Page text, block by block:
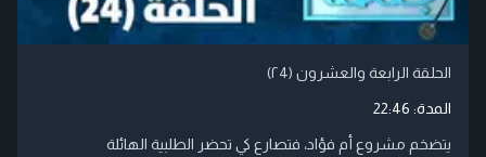
الحلقة الرابعة والعشرون (۲4)
المدة: 22:46
يتضخم مشروع أم فؤاد، فتصارع كي تحضر الطلبية الهائلة